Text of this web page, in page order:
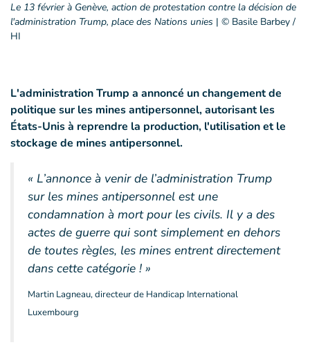
Le 13 février à Genève, action de protestation contre la décision de
l'administration Trump, place des Nations unies | © Basile Barbey /
HI
L'administration Trump a annoncé un changement de
politique sur les mines antipersonnel, autorisant les
États-Unis à reprendre la production, l'utilisation et le
stockage de mines antipersonnel.
« L’annonce à venir de l’administration Trump
sur les mines antipersonnel est une
condamnation à mort pour les civils. Il y a des
actes de guerre qui sont simplement en dehors
de toutes règles, les mines entrent directement
dans cette catégorie ! »
Martin Lagneau, directeur de Handicap International
Luxembourg